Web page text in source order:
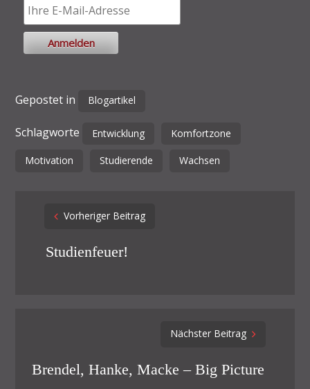
Gepostet in Blogartikel
Schlagworte Entwicklung Komfortzone
Motivation Studierende Wachsen
Post
navigation
Vorheriger Beitrag
Studienfeuer!
Nächster Beitrag
Brendel, Hanke, Macke – Big Picture